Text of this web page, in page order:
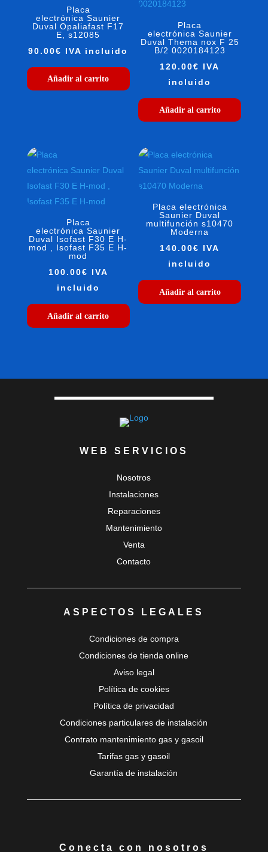
Placa
electrónica Saunier
Duval Opaliafast F17
E, s12085
90.00€ IVA incluido
Añadir al carrito
Placa
electrónica Saunier
Duval Thema nox F 25
B/2 0020184123
120.00€ IVA
incluido
Añadir al carrito
Placa
electrónica Saunier
Duval Isofast F30 E H-
mod , Isofast F35 E H-
mod
100.00€ IVA
incluido
Añadir al carrito
Placa electrónica
Saunier Duval
multifunción s10470
Moderna
140.00€ IVA
incluido
Añadir al carrito
WEB SERVICIOS
Nosotros
Instalaciones
Reparaciones
Mantenimiento
Venta
Contacto
ASPECTOS LEGALES
Condiciones de compra
Condiciones de tienda online
Aviso legal
Política de cookies
Política de privacidad
Condiciones particulares de instalación
Contrato mantenimiento gas y gasoil
Tarifas gas y gasoil
Garantía de instalación
Conecta con nosotros